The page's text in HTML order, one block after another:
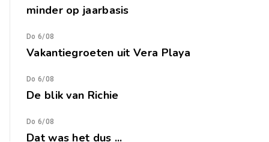
minder op jaarbasis
Do 6/08
Vakantiegroeten uit Vera Playa
Do 6/08
De blik van Richie
Do 6/08
Dat was het dus ...